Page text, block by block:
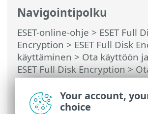
Navigointipolku
ESET-online-ohje > ESET Full
Encryption > ESET Full Disk
käyttäminen > Ota käyttöön
ESET Full Disk Encryption>
Disk Encryption käyttöön
avulla> Salasanan
poistaminen komentorivillä
Your account,
choice